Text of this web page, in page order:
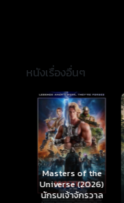
หนังเรื่องอื่นๆ
Masters of the
Universe (2026)
นักรบเจ้าจักรวาล